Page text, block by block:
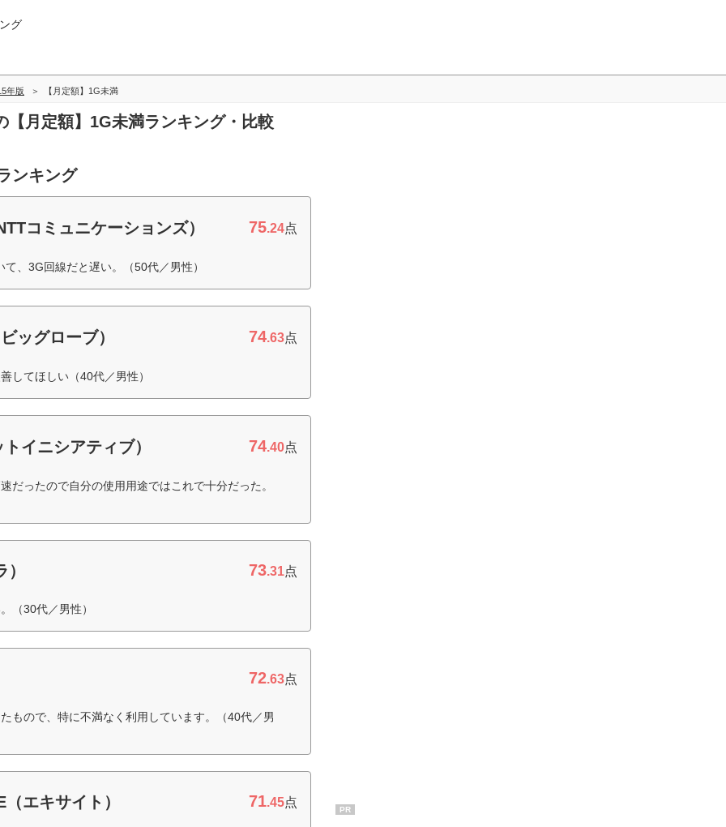
グ
年版 【月定額】1G未満
【月定額】1G未満ランキング・比較
ンキング
コミュニケーションズ） 75.24点
、3G回線だと遅い。（50代／男性）
ッグローブ） 74.63点
してほしい（40代／男性）
イニシアティブ） 74.40点
だったので自分の使用用途ではこれで十分だった。
73.31点
（30代／男性）
72.63点
もので、特に不満なく利用しています。（40代／男
エキサイト） 71.45点
PR